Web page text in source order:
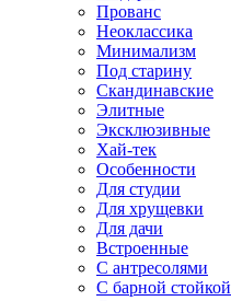
Прованс
Неоклассика
Минимализм
Под старину
Скандинавские
Элитные
Эксклюзивные
Хай-тек
Особенности
Для студии
Для хрущевки
Для дачи
Встроенные
С антресолями
С барной стойкой